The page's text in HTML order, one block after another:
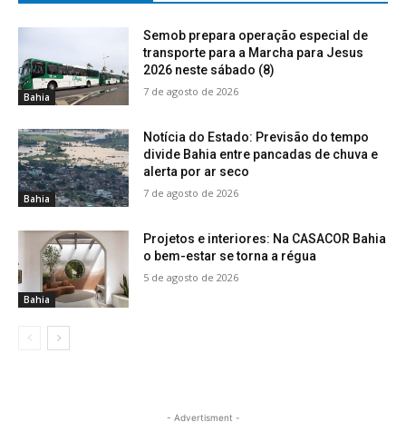
Bahia
Semob prepara operação especial de
transporte para a Marcha para Jesus
2026 neste sábado (8)
7 de agosto de 2026
Bahia
Notícia do Estado: Previsão do tempo
divide Bahia entre pancadas de chuva e
alerta por ar seco
7 de agosto de 2026
Bahia
Projetos e interiores: Na CASACOR Bahia
o bem-estar se torna a régua
5 de agosto de 2026
- Advertisment -